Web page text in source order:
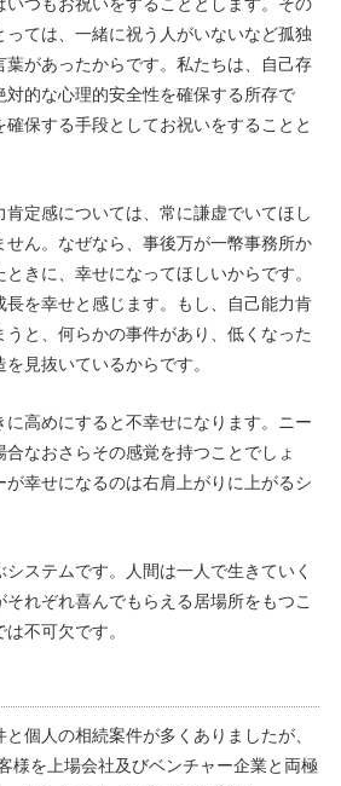
ては、一緒に祝う人がいないなど孤独
葉があったからです。私たちは、自己存
的な心理的安全性を確保する所存で
保する手段としてお祝いをすることと
肯定感については、常に謙虚でいてほし
せん。なぜなら、事後万が一幣事務所か
きに、幸せになってほしいからです。
長を幸せと感じます。もし、自己能力肯
と、何らかの事件があり、低くなった
見抜いているからです。
高めにすると不幸せになります。ニー
合なおさらその感覚を持つことでしょ
が幸せになるのは右肩上がりに上がるシ
ステムです。人間は一人で生きていく
れぞれ喜んでもらえる居場所をもつこ
不可欠です。
個人の相続案件が多くありましたが、
様を上場会社及びベンチャー企業と両極